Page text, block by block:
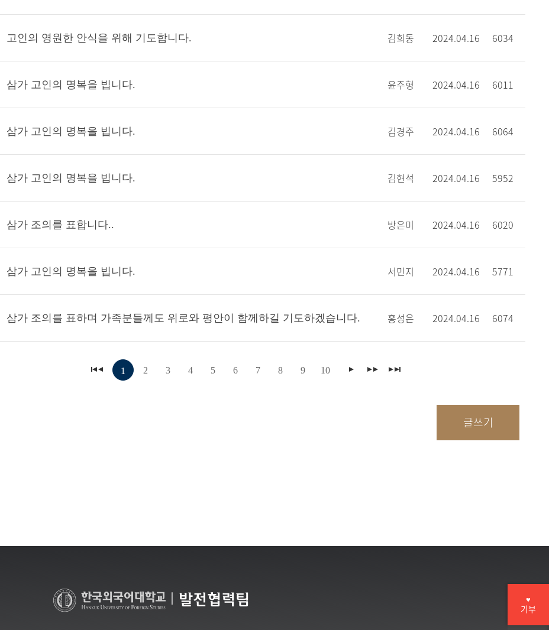
고인의 영원한 안식을 위해 기도합니다. 김희동 2024.04.16 6034
삼가 고인의 명복을 빕니다. 윤주형 2024.04.16 6011
삼가 고인의 명복을 빕니다. 김경주 2024.04.16 6064
삼가 고인의 명복을 빕니다. 김현석 2024.04.16 5952
삼가 조의를 표합니다.. 방은미 2024.04.16 6020
삼가 고인의 명복을 빕니다. 서민지 2024.04.16 5771
삼가 조의를 표하며 가족분들께도 위로와 평안이 함께하길 기도하겠습니다. 홍성은 2024.04.16 6074
1 2 3 4 5 6 7 8 9 10
| 발전협력팀 ♥
기부